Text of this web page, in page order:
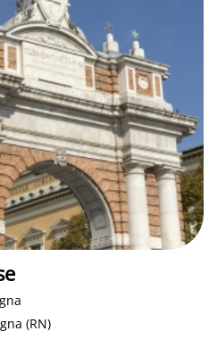
(RN)